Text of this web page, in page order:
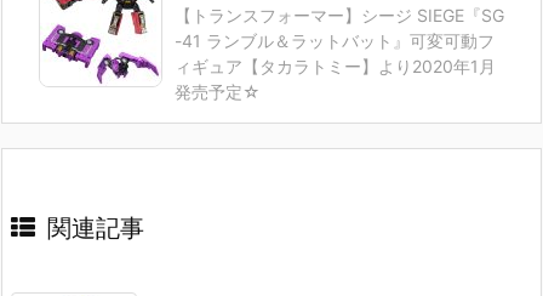
【トランスフォーマー】シージ SIEGE『SG
-41 ランブル＆ラットバット』可変可動フ
ィギュア【タカラトミー】より2020年1月
発売予定☆
関連記事